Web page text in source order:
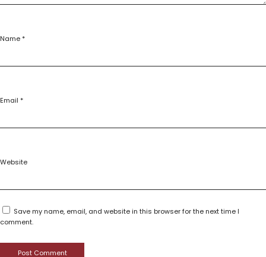
Name*
Email *
Website
Save my name, email, and website in this browser for the next time I
comment.